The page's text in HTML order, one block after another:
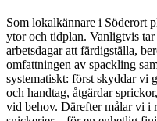
Som lokalkännare i Söderort
ytor och tidplan. Vanligtvis
arbetsdagar att färdigställa,
omfattningen av spackling
systematiskt: först skyddar vi
och handtag, åtgärdar
vid behov. Därefter målar vi i